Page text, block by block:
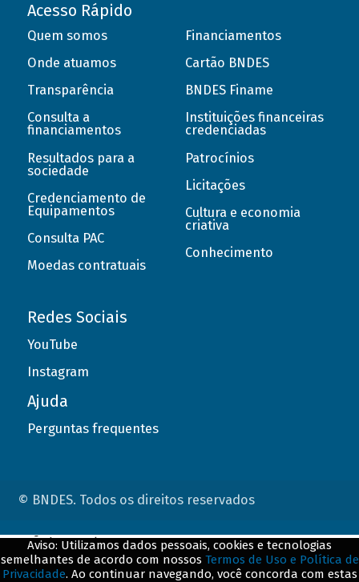
Acesso Rápido
Quem somos
Onde atuamos
Transparência
Consulta a
financiamentos
Resultados para a
sociedade
Credenciamento de
Equipamentos
Consulta PAC
Moedas contratuais
Financiamentos
Cartão BNDES
BNDES Finame
Instituições financeiras
credenciadas
Patrocínios
Licitações
Cultura e economia
criativa
Conhecimento
Redes Sociais
YouTube
Instagram
Ajuda
Perguntas frequentes
© BNDES. Todos os direitos reservados
Aviso: Utilizamos dados pessoais, cookies e tecnologias
semelhantes de acordo com nossos Termos de Uso e Política de
Privacidade. Ao continuar navegando, você concorda com estas
ConteÃºdo complementar
${title}${badge}